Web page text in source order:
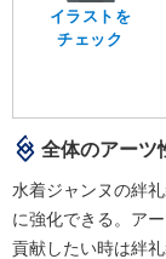
イラストを
チェック
全体のアーツ
水着ジャンヌの絆
に強化できる。ア
貢献したい時は絆